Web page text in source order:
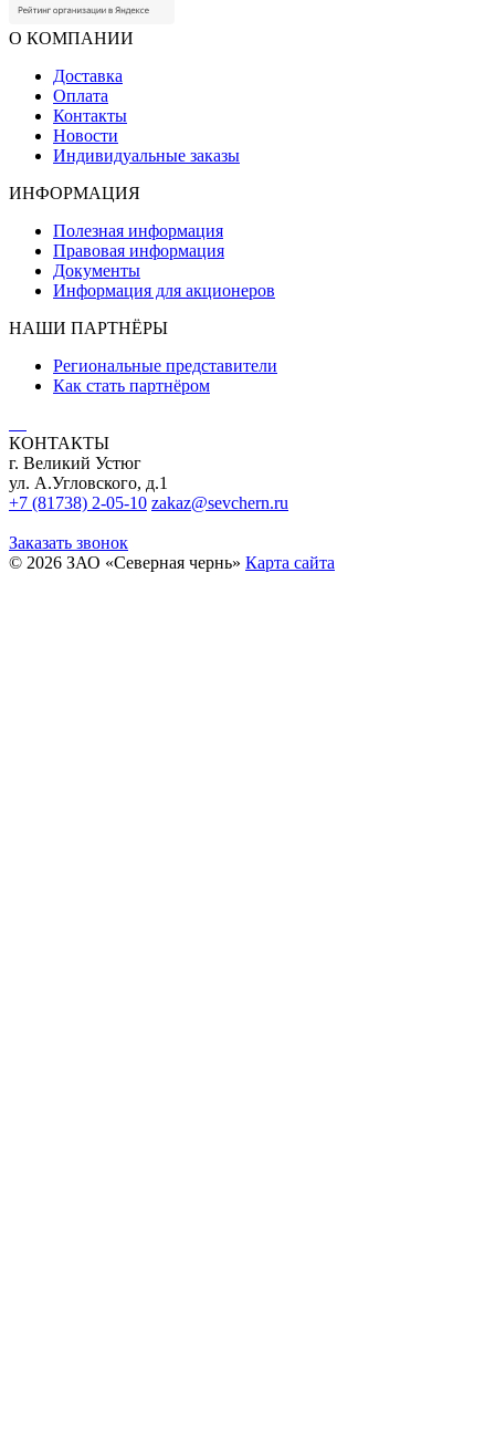
О КОМПАНИИ
Доставка
Оплата
Контакты
Новости
Индивидуальные заказы
ИНФОРМАЦИЯ
Полезная информация
Правовая информация
Документы
Информация для акционеров
НАШИ ПАРТНЁРЫ
Региональные представители
Как стать партнёром
КОНТАКТЫ
г. Великий Устюг
ул. А.Угловского, д.1
+7 (81738) 2-05-10 zakaz@sevchern.ru
Заказать звонок
© 2026 ЗАО «Северная чернь» Карта сайта